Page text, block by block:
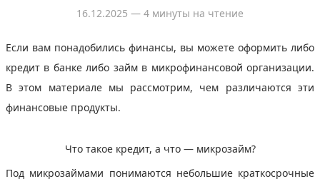
16.12.2025 — 4 минуты на чтение
Если вам понадобились финансы, вы можете оформить либо
кредит в банке либо займ в микрофинансовой организации.
В этом материале мы рассмотрим, чем различаются эти
финансовые продукты.
Что такое кредит, а что — микрозайм?
Под микрозаймами понимаются небольшие краткосрочные